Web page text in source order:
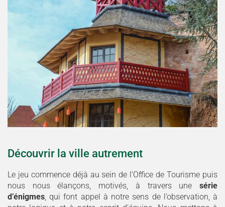
Découvrir la ville autrement
Le jeu commence déjà au sein de l’Office de Tourisme puis
nous nous élançons, motivés, à travers une série
d’énigmes, qui font appel à notre sens de l’observation, à